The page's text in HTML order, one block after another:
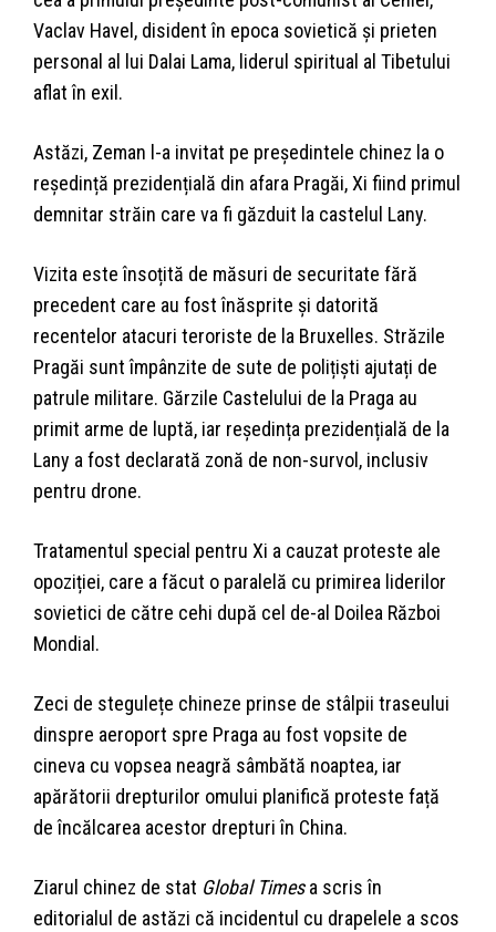
Vaclav Havel, disident în epoca sovietică și prieten
personal al lui Dalai Lama, liderul spiritual al Tibetului
aflat în exil.
Astăzi, Zeman l-a invitat pe președintele chinez la o
reședință prezidențială din afara Pragăi, Xi fiind primul
demnitar străin care va fi găzduit la castelul Lany.
Vizita este însoțită de măsuri de securitate fără
precedent care au fost înăsprite și datorită
recentelor atacuri teroriste de la Bruxelles. Străzile
Pragăi sunt împânzite de sute de polițiști ajutați de
patrule militare. Gărzile Castelului de la Praga au
primit arme de luptă, iar reședința prezidențială de la
Lany a fost declarată zonă de non-survol, inclusiv
pentru drone.
Tratamentul special pentru Xi a cauzat proteste ale
opoziției, care a făcut o paralelă cu primirea liderilor
sovietici de către cehi după cel de-al Doilea Război
Mondial.
Zeci de stegulețe chineze prinse de stâlpii traseului
dinspre aeroport spre Praga au fost vopsite de
cineva cu vopsea neagră sâmbătă noaptea, iar
apărătorii drepturilor omului planifică proteste față
de încălcarea acestor drepturi în China.
Ziarul chinez de stat Global Timesa scris în
editorialul de astăzi că incidentul cu drapelele a scos